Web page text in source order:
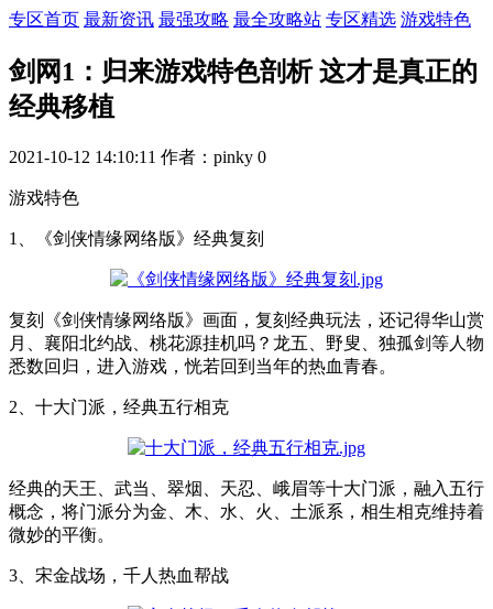
专区首页 最新资讯 最强攻略 最全攻略站 专区精选 游戏特色
剑网1：归来游戏特色剖析 这才是真正的
经典移植
2021-10-12 14:10:11 作者：pinky 0
游戏特色
1、《剑侠情缘网络版》经典复刻
复刻《剑侠情缘网络版》画面，复刻经典玩法，还记得华山赏
月、襄阳北约战、桃花源挂机吗？龙五、野叟、独孤剑等人物
悉数回归，进入游戏，恍若回到当年的热血青春。
2、十大门派，经典五行相克
经典的天王、武当、翠烟、天忍、峨眉等十大门派，融入五行
概念，将门派分为金、木、水、火、土派系，相生相克维持着
微妙的平衡。
3、宋金战场，千人热血帮战